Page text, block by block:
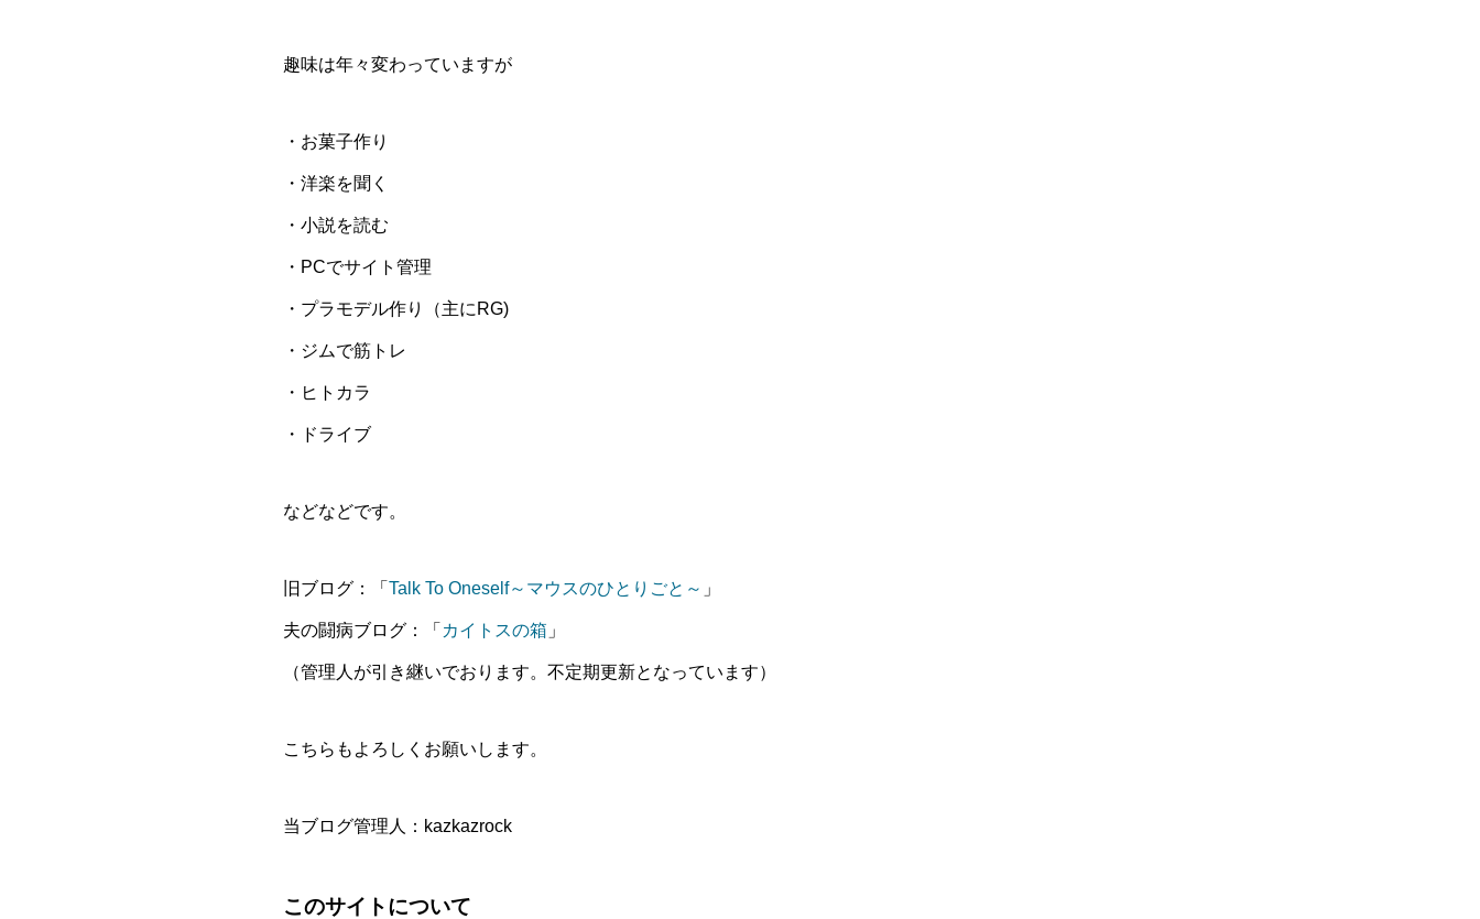
趣味は年々変わっていますが
・お菓子作り
・洋楽を聞く
・小説を読む
・PCでサイト管理
・プラモデル作り（主にRG)
・ジムで筋トレ
・ヒトカラ
・ドライブ
などなどです。
旧ブログ：「 Talk To Oneself～マウスのひとりごと～ 」
夫の闘病ブログ：「 カイトスの箱 」
（管理人が引き継いでおります。不定期更新となっています）
こちらもよろしくお願いします。
当ブログ管理人：kazkazrock
このサイトについて